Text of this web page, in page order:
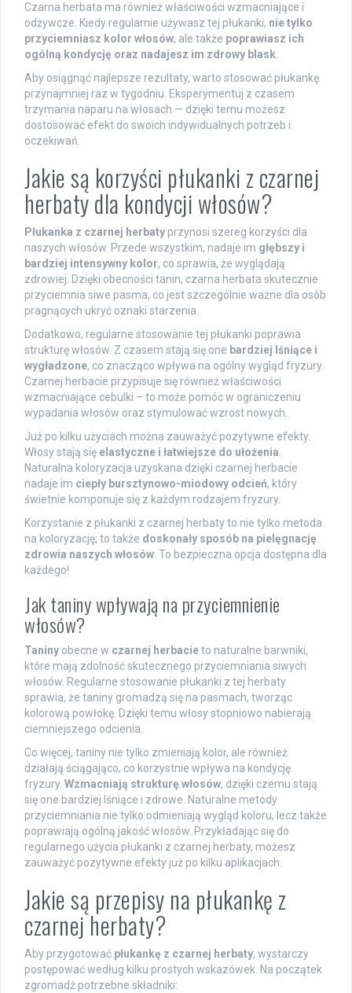
Czarna herbata ma również właściwości wzmacniające i
odżywcze. Kiedy regularnie używasz tej płukanki, nie tylko
przyciemniasz kolor włosów, ale także poprawiasz ich
ogólną kondycję oraz nadajesz im zdrowy blask.
Aby osiągnąć najlepsze rezultaty, warto stosować płukankę
przynajmniej raz w tygodniu. Eksperymentuj z czasem
trzymania naparu na włosach — dzięki temu możesz
dostosować efekt do swoich indywidualnych potrzeb i
oczekiwań.
Jakie są korzyści płukanki z czarnej
herbaty dla kondycji włosów?
Płukanka z czarnej herbaty przynosi szereg korzyści dla
naszych włosów. Przede wszystkim, nadaje im głębszy i
bardziej intensywny kolor, co sprawia, że wyglądają
zdrowiej. Dzięki obecności tanin, czarna herbata skutecznie
przyciemnia siwe pasma, co jest szczególnie ważne dla osób
pragnących ukryć oznaki starzenia.
Dodatkowo, regularne stosowanie tej płukanki poprawia
strukturę włosów. Z czasem stają się one bardziej lśniące i
wygładzone, co znacząco wpływa na ogólny wygląd fryzury.
Czarnej herbacie przypisuje się również właściwości
wzmacniające cebulki – to może pomóc w ograniczeniu
wypadania włosów oraz stymulować wzrost nowych.
Już po kilku użyciach można zauważyć pozytywne efekty.
Włosy stają się elastyczne i łatwiejsze do ułożenia.
Naturalna koloryzacja uzyskana dzięki czarnej herbacie
nadaje im ciepły bursztynowo-miodowy odcień, który
świetnie komponuje się z każdym rodzajem fryzury.
Korzystanie z płukanki z czarnej herbaty to nie tylko metoda
na koloryzację; to także doskonały sposób na pielęgnację
zdrowia naszych włosów. To bezpieczna opcja dostępna dla
każdego!
Jak taniny wpływają na przyciemnienie
włosów?
Taniny obecne w czarnej herbacieto naturalne barwniki,
które mają zdolność skutecznego przyciemniania siwych
włosów. Regularne stosowanie płukanki z tej herbaty
sprawia, że taniny gromadzą się na pasmach, tworząc
kolorową powłokę. Dzięki temu włosy stopniowo nabierają
ciemniejszego odcienia.
Co więcej, taniny nie tylko zmieniają kolor, ale również
działają ściągająco, co korzystnie wpływa na kondycję
fryzury. Wzmacniają strukturę włosów, dzięki czemu stają
się one bardziej lśniące i zdrowe. Naturalne metody
przyciemniania nie tylko odmieniają wygląd koloru, lecz także
poprawiają ogólną jakość włosów. Przykładając się do
regularnego użycia płukanki z czarnej herbaty, możesz
zauważyć pozytywne efekty już po kilku aplikacjach.
Jakie są przepisy na płukankę z
czarnej herbaty?
Aby przygotować płukankę z czarnej herbaty, wystarczy
postępować według kilku prostych wskazówek. Na początek
zgromadź potrzebne składniki: